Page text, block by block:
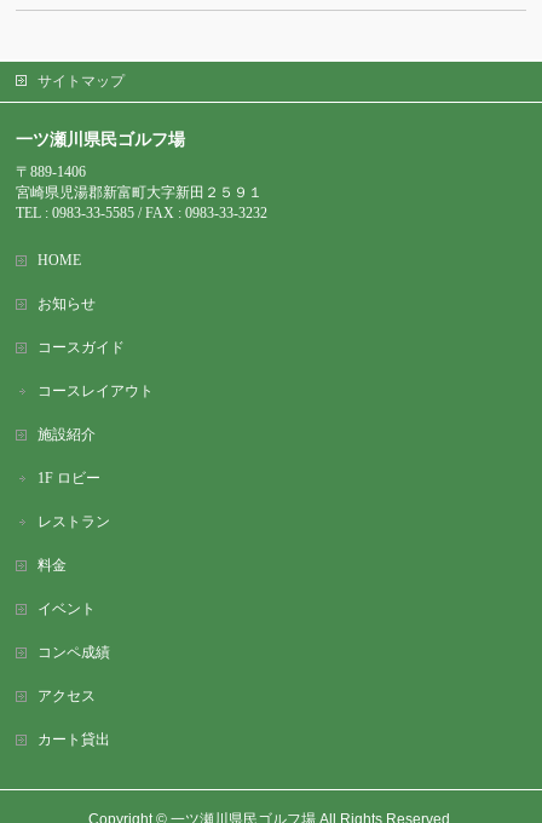
サイトマップ
一ツ瀬川県民ゴルフ場
〒889-1406
宮崎県児湯郡新富町大字新田２５９１
TEL : 0983-33-5585 / FAX : 0983-33-3232
HOME
お知らせ
コースガイド
コースレイアウト
施設紹介
1F ロビー
レストラン
料金
イベント
コンペ成績
アクセス
カート貸出
Copyright © 一ツ瀬川県民ゴルフ場All Rights Reserved.